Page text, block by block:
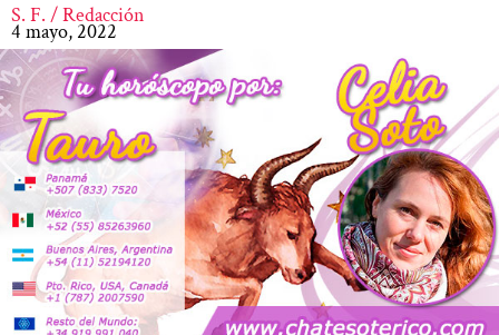
S. F. / Redacción
4 mayo, 2022